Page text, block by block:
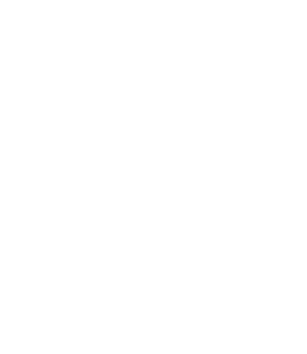
Mise en pratique directe :
Quiz interactif (Mentimeter).
Pubspec.yaml, build() method, widgets
Création d’un mini-UI
Démo guidée + TP : gestion